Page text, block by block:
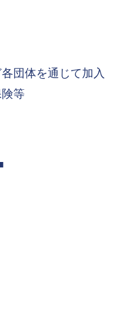
団体を通じて加入
等